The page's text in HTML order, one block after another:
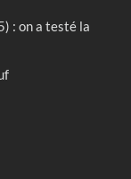
: on a testé la